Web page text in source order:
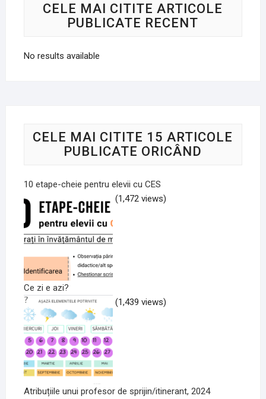
CELE MAI CITITE ARTICOLE
PUBLICATE RECENT
No results available
CELE MAI CITITE 15 ARTICOLE
PUBLICATE ORICÂND
10 etape-cheie pentru elevii cu CES
(1,472 views)
Ce zi e azi?
(1,439 views)
Atribuțiile unui profesor de sprijin/itinerant, 2024